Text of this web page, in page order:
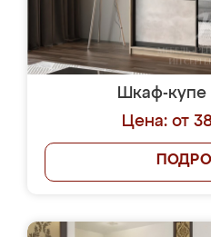
Шкаф-купе
Цена: от